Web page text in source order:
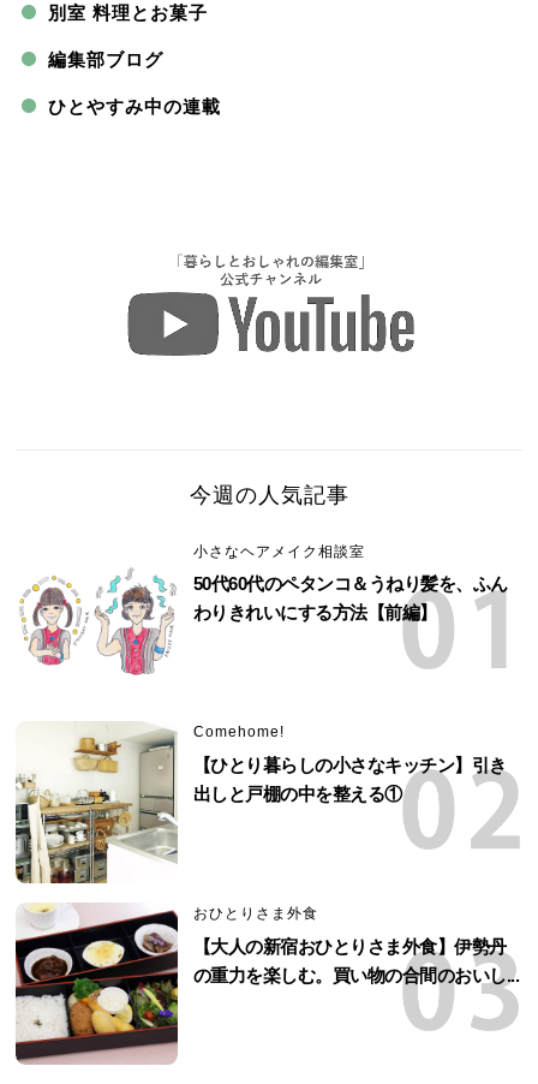
別室 料理とお菓子
編集部ブログ
ひとやすみ中の連載
今週の人気記事
小さなヘアメイク相談室
50代60代のペタンコ＆うねり髪を、ふん
わりきれいにする方法【前編】
Comehome!
【ひとり暮らしの小さなキッチン】引き
出しと戸棚の中を整える①
おひとりさま外食
【大人の新宿おひとりさま外食】伊勢丹
の重力を楽しむ。買い物の合間のおいし...